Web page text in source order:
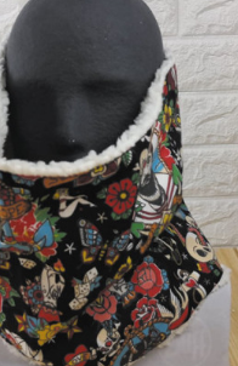
¡LO QUIERO! / DETALLES